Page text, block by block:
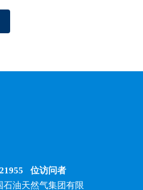
位访问者
石油天然气集团有限